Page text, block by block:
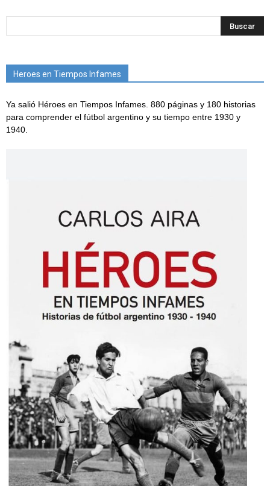
Heroes en Tiempos Infames
Ya salió Héroes en Tiempos Infames. 880 páginas y 180 historias
para comprender el fútbol argentino y su tiempo entre 1930 y
1940.